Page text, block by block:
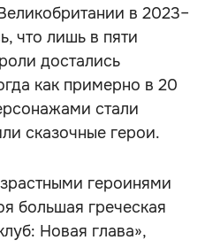
в 2023–
что лишь в пяти
достались
как примерно в 20
стали
сказочные герои.
героинями
большая греческая
Новая глава»,